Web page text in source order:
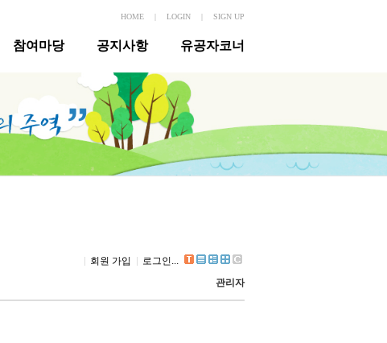
HOME | LOGIN | SIGN UP
참여마당 공지사항 유공자코너
회원 가입 로그인...
관리자